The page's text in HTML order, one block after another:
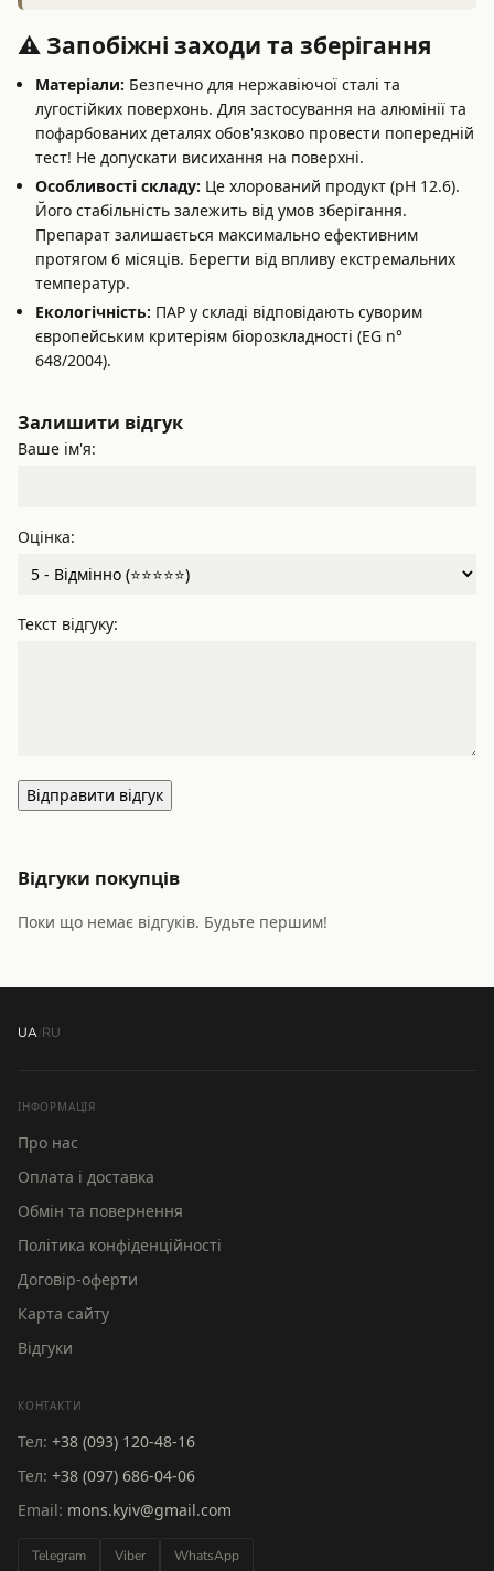
⚠️ Запобіжні заходи та зберігання
Матеріали: Безпечно для нержавіючої сталі та
лугостійких поверхонь. Для застосування на алюмінії та
пофарбованих деталях обов'язково провести попередній
тест! Не допускати висихання на поверхні.
Особливості складу: Це хлорований продукт (pH 12.6).
Його стабільність залежить від умов зберігання.
Препарат залишається максимально ефективним
протягом 6 місяців. Берегти від впливу екстремальних
температур.
Екологічність: ПАР у складі відповідають суворим
європейським критеріям біорозкладності (EG n°
648/2004).
Залишити відгук
Ваше ім'я:
Оцінка:
Текст відгуку:
Відправити відгук
Відгуки покупців
Поки що немає відгуків. Будьте першим!
UA RU
ІНФОРМАЦІЯ
Про нас
Оплата і доставка
Обмін та повернення
Політика конфіденційності
Договір-оферти
Карта сайту
Відгуки
КОНТАКТИ
Тел: +38 (093) 120-48-16
Тел: +38 (097) 686-04-06
Email: mons.kyiv@gmail.com
Telegram Viber WhatsApp